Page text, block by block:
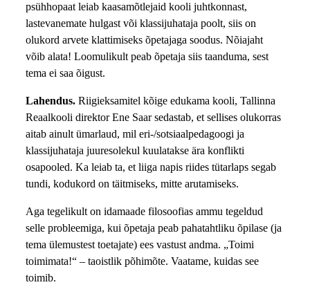
psühhopaat leiab kaasamõtlejaid kooli juhtkonnast,
lastevanemate hulgast või klassijuhataja poolt, siis on
olukord arvete klattimiseks õpetajaga soodus. Nõiajaht
võib alata! Loomulikult peab õpetaja siis taanduma, sest
tema ei saa õigust.
Lahendus.Riigieksamitel kõige edukama kooli, Tallinna
Reaalkooli direktor Ene Saar sedastab, et sellises olukorras
aitab ainult ümarlaud, mil eri-/sotsiaalpedagoogi ja
klassijuhataja juuresolekul kuulatakse ära konflikti
osapooled. Ka leiab ta, et liiga napis riides tütarlaps segab
tundi, kodukord on täitmiseks, mitte arutamiseks.
Aga tegelikult on idamaade filosoofias ammu tegeldud
selle probleemiga, kui õpetaja peab pahatahtliku õpilase (ja
tema ülemustest toetajate) ees vastust andma. „Toimi
toimimata!“ – taoistlik põhimõte. Vaatame, kuidas see
toimib.